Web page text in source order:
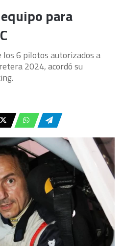
para
6 pilotos autorizados a
2024, acordó su